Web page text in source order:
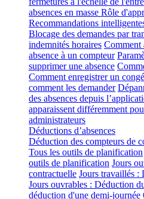
absences en masse Rôle
Recommandations
Blocage des demandes par
indemnités horaires Comment
absence à un compteur
supprimer une absence
Comment enregistrer un
comment les demander
des absences depuis
apparaissent différemment
administrateurs
Déductions d’absences
Déduction des compteurs de
Tous les outils de planification
outils de planification Jours
contractuelle Jours travaillés :
Jours ouvrables : Déduction
déduction d'une demi-journée